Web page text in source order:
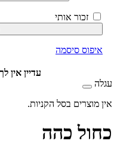
זכור אותי
סיסמה
עדיין אין לך
בסל הקניות.
כהה